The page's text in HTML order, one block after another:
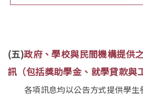
(五)政府、學校與民間機構提供
訊（包括獎助學金、就學貸款與
各項訊息均以公告方式提供學生